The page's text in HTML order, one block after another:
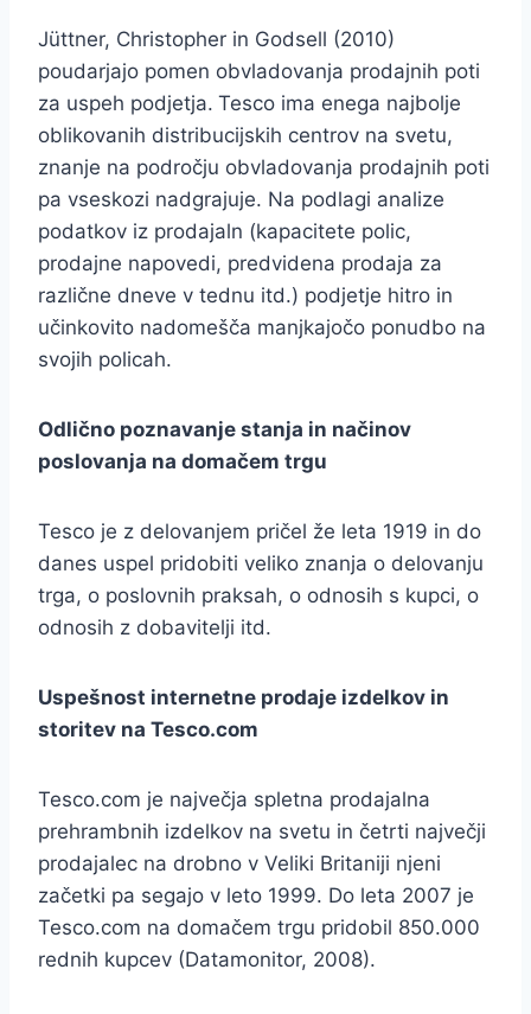
Jüttner, Christopher in Godsell (2010)
poudarjajo pomen obvladovanja prodajnih poti
za uspeh podjetja. Tesco ima enega najbolje
oblikovanih distribucijskih centrov na svetu,
znanje na področju obvladovanja prodajnih poti
pa vseskozi nadgrajuje. Na podlagi analize
podatkov iz prodajaln (kapacitete polic,
prodajne napovedi, predvidena prodaja za
različne dneve v tednu itd.) podjetje hitro in
učinkovito nadomešča manjkajočo ponudbo na
svojih policah.
Odlično poznavanje stanja in načinov
poslovanja na domačem trgu
Tesco je z delovanjem pričel že leta 1919 in do
danes uspel pridobiti veliko znanja o delovanju
trga, o poslovnih praksah, o odnosih s kupci, o
odnosih z dobavitelji itd.
Uspešnost internetne prodaje izdelkov in
storitev na Tesco.com
Tesco.com je največja spletna prodajalna
prehrambnih izdelkov na svetu in četrti največji
prodajalec na drobno v Veliki Britaniji njeni
začetki pa segajo v leto 1999. Do leta 2007 je
Tesco.com na domačem trgu pridobil 850.000
rednih kupcev (Datamonitor, 2008).